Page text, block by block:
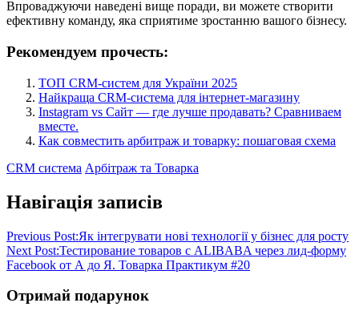
Впроваджуючи наведені вище поради, ви можете створити
ефективну команду, яка сприятиме зростанню вашого бізнесу.
Рекомендуем прочесть:
ТОП CRM-систем для України 2025
Найкраща CRM-система для інтернет-магазину
Instagram vs Сайт — где лучше продавать? Сравниваем
вместе.
Как совместить арбитраж и товарку: пошаговая схема
CRM система Арбітраж та Товарка
Навігація записів
Previous Post:Як інтегрувати нові технології у бізнес для росту
Next Post:Тестирование товаров с ALIBABA через лид-форму
Facebook от А до Я. Товарка Практикум #20
Отримай подарунок